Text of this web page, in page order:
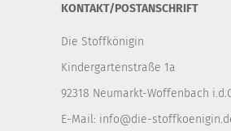
KONTAKT/POSTANSCHRIFT
Die Stoffkönigin
Kindergartenstraße 1a
92318 Neumarkt-Woffenbach
E-Mail: info@die-